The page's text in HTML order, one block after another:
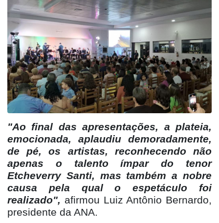
"Ao final das apresentações, a plateia,
emocionada, aplaudiu demoradamente,
de pé, os artistas, reconhecendo não
apenas o talento ímpar do tenor
Etcheverry Santi, mas também a nobre
causa pela qual o espetáculo foi
realizado", afirmou Luiz Antônio Bernardo,
presidente da ANA.